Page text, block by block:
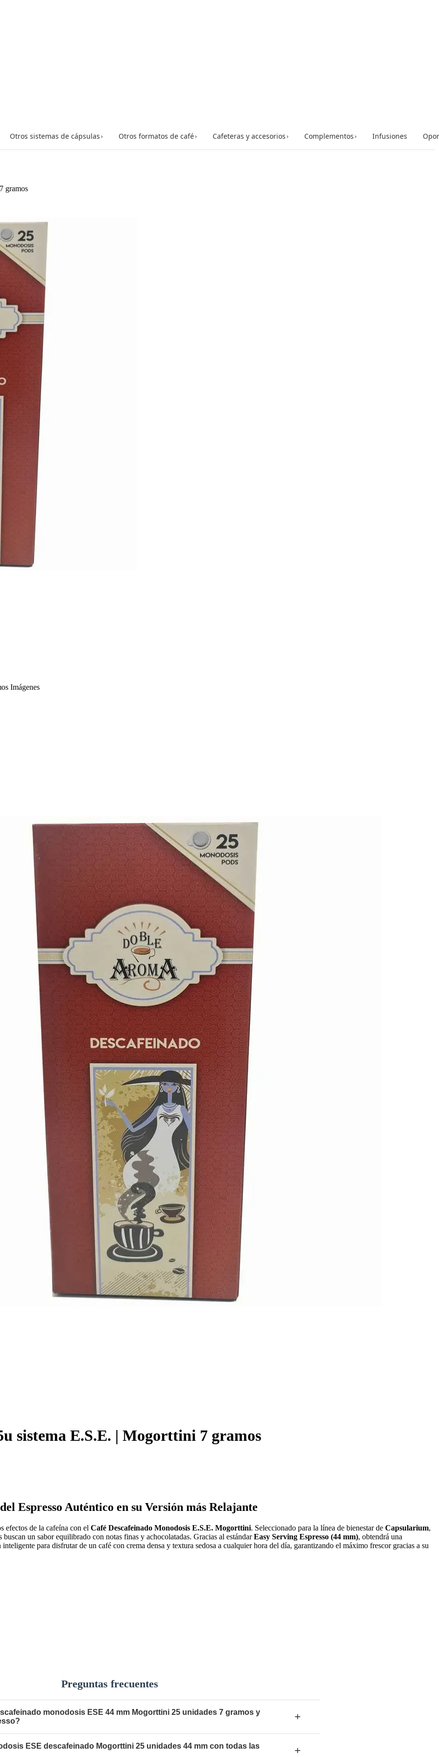
Otros sistemas de cápsulas› Otros formatos de café› Cafeteras y accesorios› Complementos› Infusiones
gramos
Imágenes
sistema E.S.E. | Mogorttini 7 gramos
Espresso Auténtico en su Versión más Relajante
efectos de la cafeína con el Café Descafeinado Monodosis E.S.E. Mogorttini. Seleccionado para la línea de bienestar de Capsularium,
un sabor equilibrado con notas finas y achocolatadas. Gracias al estándarEasy Serving Espresso (44 mm), obtendrá una
para disfrutar de un café con crema densa y textura sedosa a cualquier hora del día, garantizando el máximo frescor gracias a su
Preguntas frecuentes
monodosis ESE 44 mm Mogorttini 25 unidades 7 gramos y
+
ESE descafeinado Mogorttini 25 unidades 44 mm con todas las +